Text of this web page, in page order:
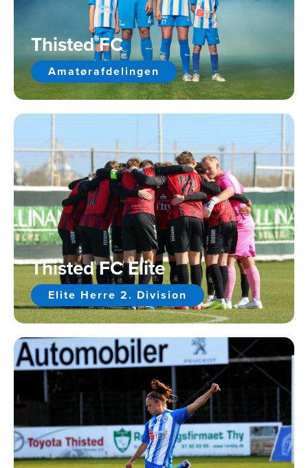
Thisted FC
Amatørafdelingen
Thisted FC Elite
Elite Herre 2. Division